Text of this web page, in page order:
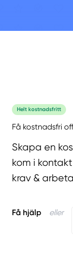
Helt kostnadsfritt
Få kostnadsfri
Skapa en
kom i
krav &
Få hjälp eller